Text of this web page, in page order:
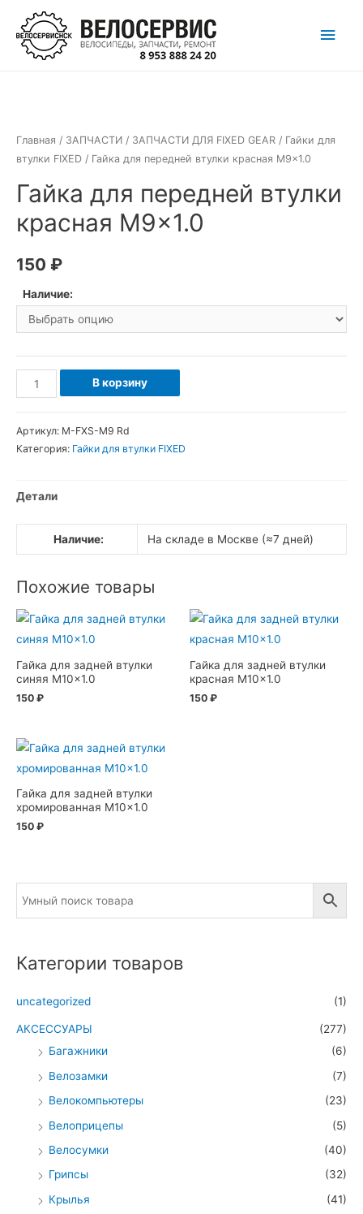
Перейти
содержимому
Главная / ЗАПЧАСТИ / ЗАПЧАСТИ ДЛЯ FIXED GEAR / Гайки для
втулки FIXED / Гайка для передней втулки красная M9x1.0
Гайка для передней втулки
красная M9x1.0
150 ₽
Наличие:
Количество
товара
для
красная
M9x1.0
В корзину
Артикул: M-FXS-M9 Rd
Категория: Гайки для втулки FIXED
Детали
Наличие: На складе в Москве (≈7 дней)
Похожие товары
Гайка для задней втулки
синяя M10x1.0
150 ₽
Гайка для задней втулки
красная M10x1.0
150 ₽
Гайка для задней втулки
хромированная M10x1.0
150 ₽
Категории товаров
uncategorized (1)
АКСЕССУАРЫ
(277)
Багажники
(6)
Велозамки
(7)
Велокомпьютеры
(23)
Велоприцепы
(5)
Велосумки
(40)
Грипсы
(32)
Крылья
(41)